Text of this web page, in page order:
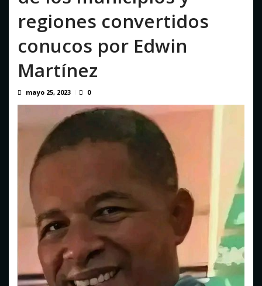
El fútbol despide a Jorge Messi, padre y representante del
astro argentino
agosto 8, 2026
regiones convertidos
conucos por Edwin
Martínez
mayo 25, 2023 0